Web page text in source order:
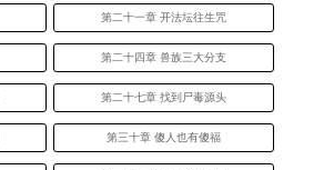
第二十一章 开法坛往生咒
第二十四章 兽族三大分支
第二十七章 找到尸毒源头
第三十章 傻人也有傻福